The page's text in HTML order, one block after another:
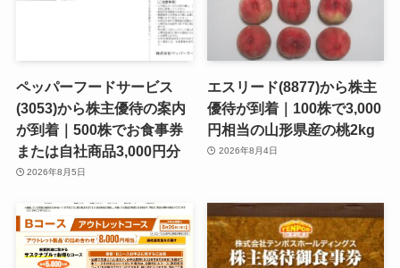
ペッパーフードサービス
(3053)から株主優待の案内
が到着｜500株でお食事券
または自社商品3,000円分
2026年8月5日
エスリード(8877)から株主
優待が到着｜100株で3,000
円相当の山形県産の桃2kg
2026年8月4日